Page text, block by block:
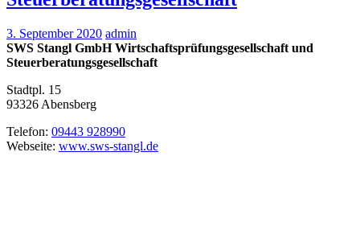
3. September 2020 admin
SWS Stangl GmbH Wirtschaftsprüfungsgesellschaft und
Steuerberatungsgesellschaft
Stadtpl. 15
93326 Abensberg
Telefon: 09443 928990
Webseite: www.sws-stangl.de